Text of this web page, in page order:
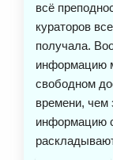
всё
кураторов
получала.
информацию
свободном
времени, чем
информацию